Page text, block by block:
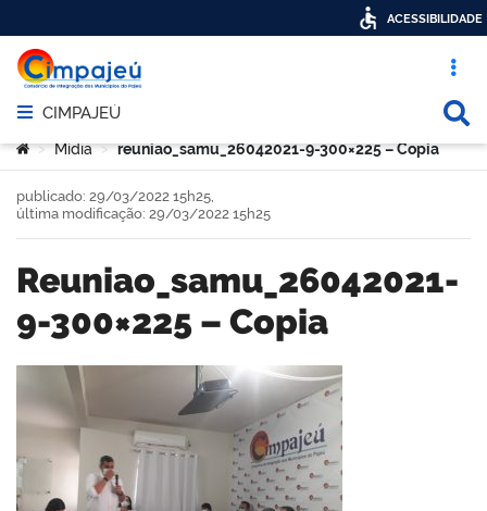
Acesso
Abrir menu principal de navegação
CIMPAJEÚ
Você está aqui:
> Mídia > reuniao_samu_26042021-9-300×225 – Copia
reuniao_samu_26042021-
9-300×225 – Copia
publicado: 29/03/2022 15h25,
última modificação: 29/03/2022 15h25
ACESSIBILIDADE